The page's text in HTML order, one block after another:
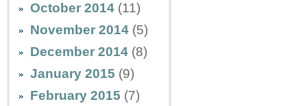
October 2014 (11)
November 2014 (5)
December 2014 (8)
January 2015 (9)
February 2015 (7)